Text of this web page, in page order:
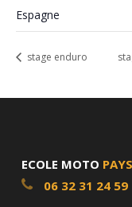
Espagne
stage enduro
ECOLE MOTO
06 32 31 24 59